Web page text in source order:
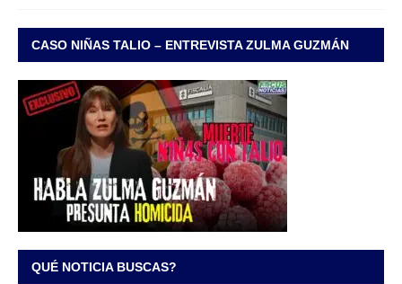
CASO NIÑAS TALIO – ENTREVISTA ZULMA GUZMÁN
QUÉ NOTICIA BUSCAS?